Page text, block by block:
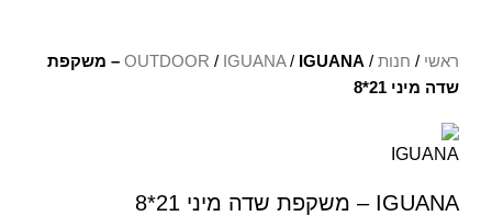
ראשי / חנות /
OUTDOOR / IGUANA/
IGUANA – משקפת
שדה מיני 21*8
IGUANA – משקפת שדה מיני 21*8